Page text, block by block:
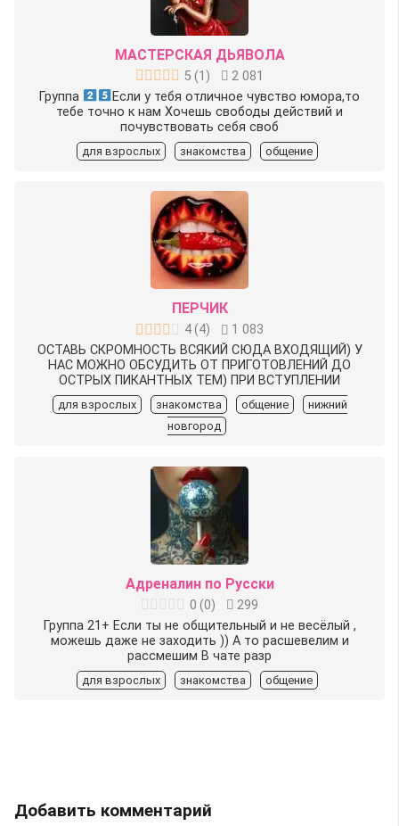
МАСТЕРСКАЯ ДЬЯВОЛА
5 (1 )
2 081
Группа
Если у тебя отличное чувство юмора,то
тебе точно к нам Хочешь свободы действий и
почувствовать себя своб
для взрослых знакомства общение
ПЕРЧИК
4(4)
1 083
ОСТАВЬ СКРОМНОСТЬ ВСЯКИЙ СЮДА ВХОДЯЩИЙ) У
НАС МОЖНО ОБСУДИТЬ ОТ ПРИГОТОВЛЕНИЙ ДО
ОСТРЫХ ПИКАНТНЫХ ТЕМ) ПРИ ВСТУПЛЕНИИ
для взрослых знакомства общение
нижний
новгород
Адреналин по Русски
0 (0)
299
Группа 21+ Если ты не общительный и не весёлый ,
можешь даже не заходить )) А то расшевелим и
рассмешим В чате разр
для взрослых знакомства общение
Добавить комментарий